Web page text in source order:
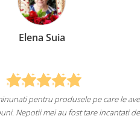
pe care le aveti,
incantati de
"Lenjeriile de